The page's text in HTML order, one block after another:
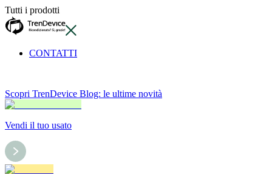
Tutti i prodotti
CONTATTI
Scopri TrenDevice Blog: le ultime novità
Vendi il tuo usato